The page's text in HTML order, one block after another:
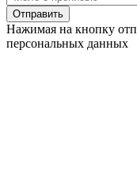
Нажимая на кнопку
персональных данных